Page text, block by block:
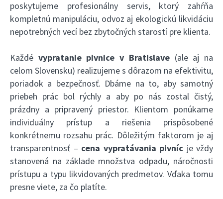
poskytujeme profesionálny servis, ktorý zahŕňa
kompletnú manipuláciu, odvoz aj ekologickú likvidáciu
nepotrebných vecí bez zbytočných starostí pre klienta.
Každé vypratanie pivnice v Bratislave(ale aj na
celom Slovensku) realizujeme s dôrazom na efektivitu,
poriadok a bezpečnosť. Dbáme na to, aby samotný
priebeh prác bol rýchly a aby po nás zostal čistý,
prázdny a pripravený priestor. Klientom ponúkame
individuálny prístup a riešenia prispôsobené
konkrétnemu rozsahu prác. Dôležitým faktorom je aj
transparentnosť – cena vypratávania pivníc je vždy
stanovená na základe množstva odpadu, náročnosti
prístupu a typu likvidovaných predmetov. Vďaka tomu
presne viete, za čo platíte.